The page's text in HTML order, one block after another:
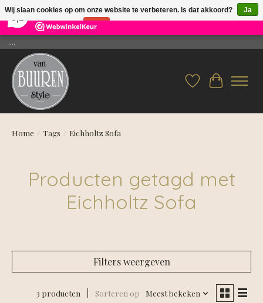
26 Reviews ×
....
Verlanglijst
Home / Tags / Eichholtz Sofa
Producten getagd met
Eichholtz Sofa
Filters weergeven
3 producten Sorteren op Meest bekeken
Wij slaan cookies op om onze website te verbeteren. Is dat akkoord?
Ja
Nee